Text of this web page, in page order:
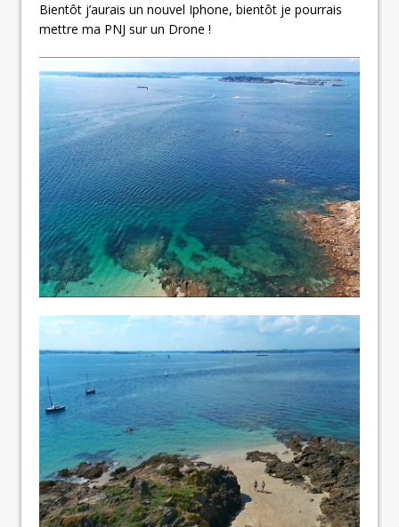
Bientôt j’aurais un nouvel Iphone, bientôt je pourrais
mettre ma PNJ sur un Drone !